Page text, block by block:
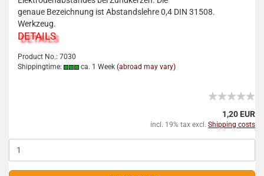
genaue Bezeichnung ist Abstandslehre 0,4 DIN 31508.
Werkzeug.
DETAILS
Product No.: 7030
Shippingtime:
ca. 1 Week (abroad may vary)
1,20 EUR
incl. 19% tax excl. Shipping costs